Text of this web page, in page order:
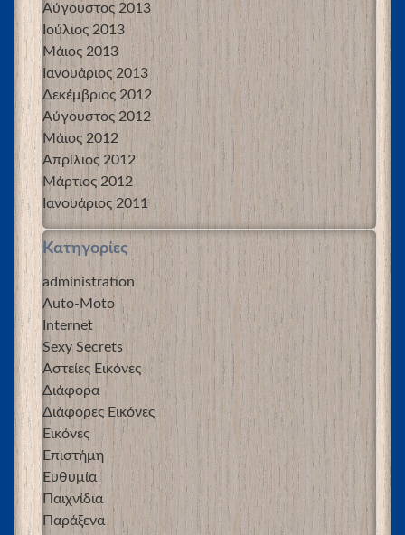
Αύγουστος 2013
Ιούλιος 2013
Μάιος 2013
Ιανουάριος 2013
Δεκέμβριος 2012
Αύγουστος 2012
Μάιος 2012
Απρίλιος 2012
Μάρτιος 2012
Ιανουάριος 2011
Kατηγορίες
administration
Auto-Moto
Internet
Sexy Secrets
Αστείες Εικόνες
Διάφορα
Διάφορες Εικόνες
Εικόνες
Επιστήμη
Ευθυμία
Παιχνίδια
Παράξενα